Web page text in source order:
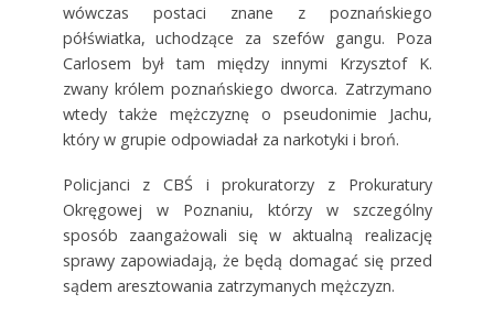
wówczas postaci znane z poznańskiego
półświatka, uchodzące za szefów gangu. Poza
Carlosem był tam między innymi Krzysztof K.
zwany królem poznańskiego dworca. Zatrzymano
wtedy także mężczyznę o pseudonimie Jachu,
który w grupie odpowiadał za narkotyki i broń.
Policjanci z CBŚ i prokuratorzy z Prokuratury
Okręgowej w Poznaniu, którzy w szczególny
sposób zaangażowali się w aktualną realizację
sprawy zapowiadają, że będą domagać się przed
sądem aresztowania zatrzymanych mężczyzn.